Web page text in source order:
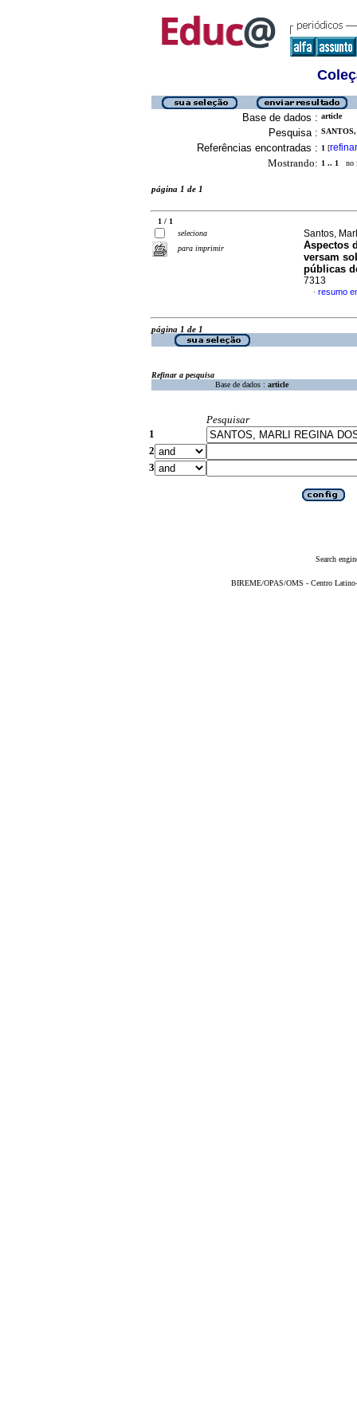
Base de dados : article
Pesquisa :
Referências encontradas : 1 [refinar
Mostrando: 1 .. 1 no
página 1 de 1
1 / 1
seleciona
para imprimir
Santos,
Aspectos
versam
públicas
7313
· resumo
página 1 de 1
Refinar a pesquisa
Base de dados : article
Pesquisar
1
2
3
Search
BIREME/OPAS/OMS - Centro Latino-